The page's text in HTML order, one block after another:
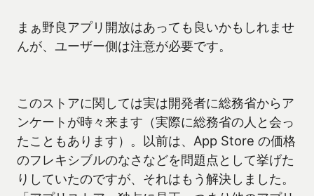
まぁ野良アプリ開放はあっても良いかもしれませ
んが、ユーザー側は注意が必要です。
このストアに関しては実は開発者に総務省からア
ンケートが時々来ます（実際に総務省の人と会っ
たこともあります）。以前は、App Store の価格
のフレキシブルのなさなどを問題点として挙げた
りしていたのですが、それはもう解決しました。